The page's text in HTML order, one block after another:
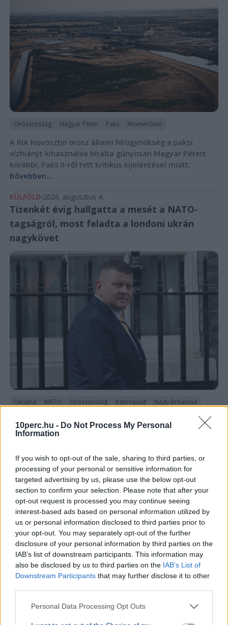
10perc.hu - Do Not Process My Personal
Information
If you wish to opt-out of the sale, sharing to third parties, or
processing of your personal or sensitive information for
targeted advertising by us, please use the below opt-out
section to confirm your selection. Please note that after your
opt-out request is processed you may continue seeing
interest-based ads based on personal information utilized by
us or personal information disclosed to third parties prior to
your opt-out. You may separately opt-out of the further
disclosure of your personal information by third parties on the
IAB’s list of downstream participants. This information may
also be disclosed by us to third parties on the IAB’s List of
Downstream Participants that may further disclose it to other
Personal Data Processing Opt Outs
Oroszország Magyar Péter Paks Atomerőmű
A RIA Novosztyi orosz állami hírügynökség a paksi
vízhiányt kihasználva bírálta gúnyosan Magyar Pétert
korábbi, Paks II-ről tett kritikus kijelentései miatt.
Bővebben...
KÜLFÖLD 2026. augusztus 4.
Tizenkét évig hallgatta a mesét a NATO-
tagságról, most feladta a londoni ukrán
nagykövet
Ukrajna NATO Oroszország Katonaság Nagy-Britannia
Valerij Zaluzsnij, Ukrajna londoni nagykövete szerint az
ország soha nem fog csatlakozni a NATO-hoz, helyette
KÜLFÖLD 2026. augusztus 4.
Ukrán drón csapódott be egy orosz
strandon, sokan meghaltak